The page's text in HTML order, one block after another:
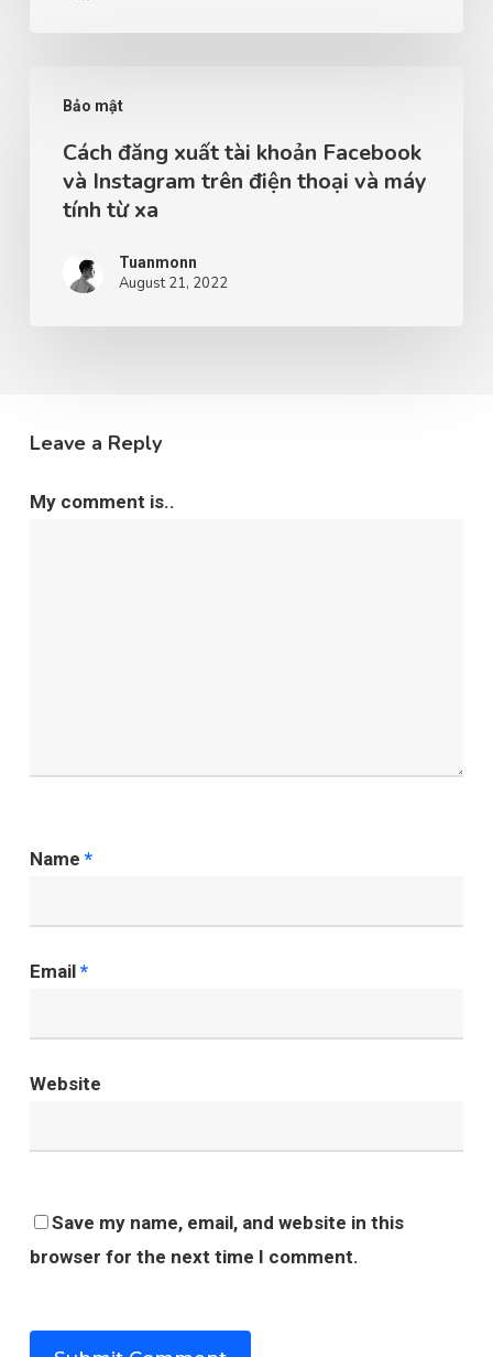
Bảo mật
Cách đăng xuất tài khoản Facebook
và Instagram trên điện thoại và máy
tính từ xa
Tuanmonn
August 21, 2022
Leave a Reply
My comment is..
Name *
Email *
Website
Save my name, email, and website in this
browser for the next time I comment.